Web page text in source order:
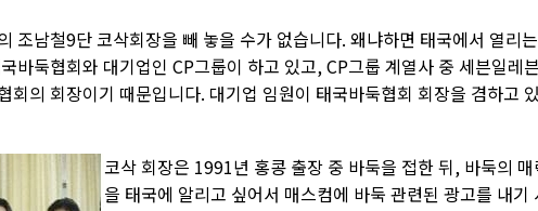
조남철9단 코삭회장을 빼 놓을 수가 없습니다. 왜냐하면 태국에서 열리는
바둑협회와 대기업인 CP그룹이 하고 있고, CP그룹 계열사 중 세븐일레
회의 회장이기 때문입니다. 대기업 임원이 태국바둑협회 회장을 겸하고
코삭 회장은 1991년 홍콩 출장 중 바둑을 접한 뒤, 바둑의
을 태국에 알리고 싶어서 매스컴에 바둑 관련된 광고를 내기